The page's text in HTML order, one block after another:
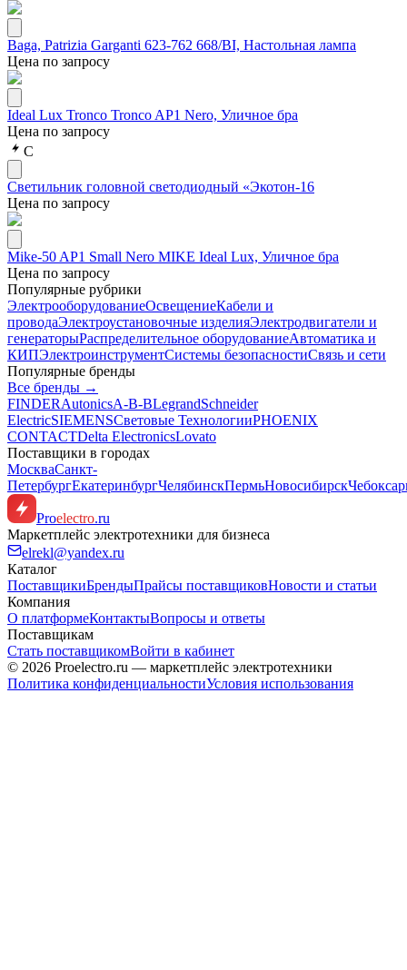
Baga, Patrizia Garganti 623-762 668/BI, Настольная лампа
Цена по запросу
Ideal Lux Tronco Tronco AP1 Nero, Уличное бра
Цена по запросу
С
Светильник головной светодиодный «Экотон-16
Цена по запросу
Mike-50 AP1 Small Nero MIKE Ideal Lux, Уличное бра
Цена по запросу
Популярные рубрики
ЭлектрооборудованиеОсвещениеКабели и
проводаЭлектроустановочные изделияЭлектродвигатели и
генераторыРаспределительное оборудованиеАвтоматика и
КИПЭлектроинструментСистемы безопасностиСвязь и сети
Популярные бренды
Все бренды →
FINDERAutonicsA-B-BLegrandSchneider
ElectricSIEMENSСветовые ТехнологииPHOENIX
CONTACTDelta ElectronicsLovato
Поставщики в городах
МоскваСанкт-
ПетербургЕкатеринбургЧелябинскПермьНовосибирск
Proelectro.ru
Маркетплейс электротехники для бизнеса
elrekl@yandex.ru
Каталог
ПоставщикиБрендыПрайсы поставщиковНовости и статьи
Компания
О платформеКонтактыВопросы и ответы
Поставщикам
Стать поставщикомВойти в кабинет
© 2026 Proelectro.ru — маркетплейс электротехники
Политика конфиденциальностиУсловия использования